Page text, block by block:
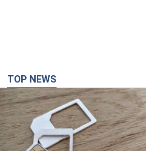
TOP NEWS